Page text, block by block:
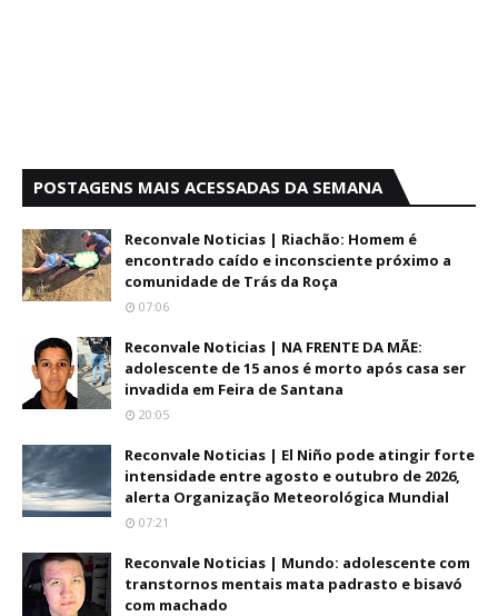
POSTAGENS MAIS ACESSADAS DA SEMANA
Reconvale Noticias | Riachão: Homem é
encontrado caído e inconsciente próximo a
comunidade de Trás da Roça
07:06
Reconvale Noticias | NA FRENTE DA MÃE:
adolescente de 15 anos é morto após casa ser
invadida em Feira de Santana
20:05
Reconvale Noticias | El Niño pode atingir forte
intensidade entre agosto e outubro de 2026,
alerta Organização Meteorológica Mundial
07:21
Reconvale Noticias | Mundo: adolescente com
transtornos mentais mata padrasto e bisavó
com machado